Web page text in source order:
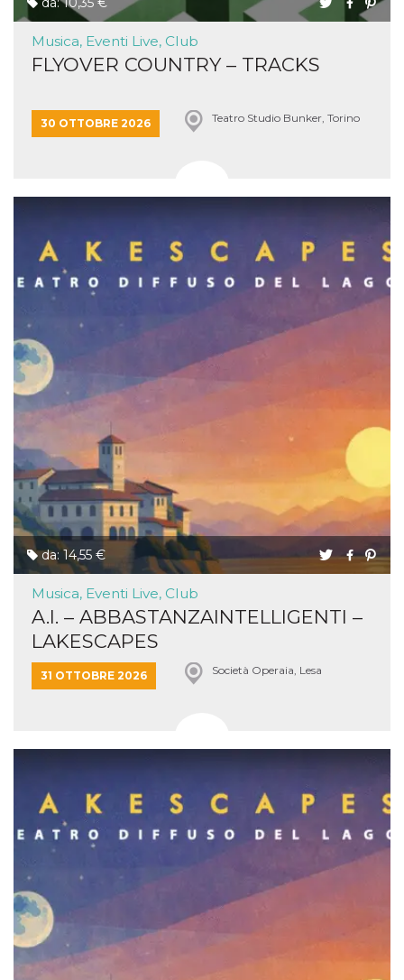
Musica, Eventi Live, Club
FLYOVER COUNTRY – TRACKS
30 OTTOBRE 2026 Teatro Studio Bunker, Torino
da: 14,55 €
Musica, Eventi Live, Club
A.I. – ABBASTANZAINTELLIGENTI –
LAKESCAPES
31 OTTOBRE 2026 Società Operaia, Lesa